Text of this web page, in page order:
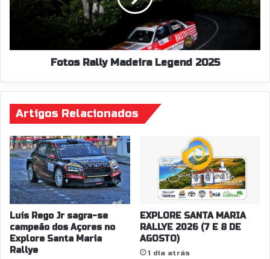
Fotos Rally Madeira Legend 2025
Artigos Relacionados
Luís Rego Jr sagra-se
campeão dos Açores no
Explore Santa Maria
Rallye
EXPLORE SANTA MARIA
RALLYE 2026 (7 E 8 DE
AGOSTO)
1 dia atrás